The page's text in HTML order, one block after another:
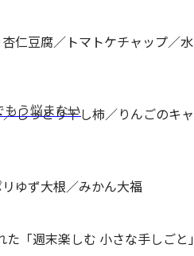
仁豆腐／トマトケチャップ／水
しっとり干し柿／りんごのキャ
ゆず大根／みかん大福
「週末楽しむ 小さな手しごと」
う悩まない